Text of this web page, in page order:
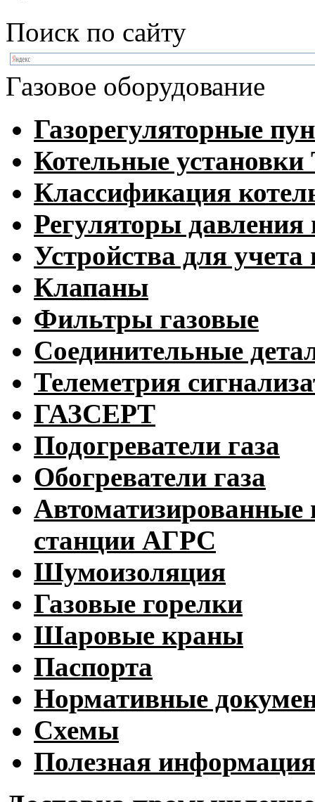
Поиск по сайту
Газовое оборудование
Газорегуляторные
Котельные
Классификация
Регуляторы давления
Устройства для учета
Клапаны
Фильтры газовые
Соединительные
Телеметрия
ГАЗСЕРТ
Подогреватели газа
Обогреватели газа
Автоматизированные
станции АГРС
Шумоизоляция
Газовые горелки
Шаровые краны
Паспорта
Нормативные
Схемы
Полезная информация